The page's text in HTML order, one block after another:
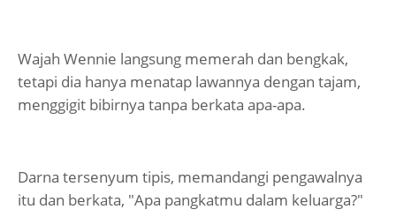
Wajah Wennie langsung memerah dan bengkak,
tetapi dia hanya menatap lawannya dengan tajam,
menggigit bibirnya tanpa berkata apa-apa.
Darna tersenyum tipis, memandangi pengawalnya
itu dan berkata, "Apa pangkatmu dalam keluarga?"